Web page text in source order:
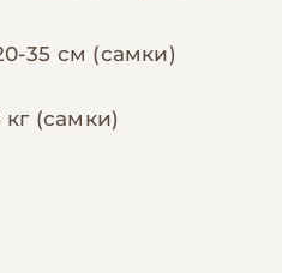
35 см (самки)
кг (самки)